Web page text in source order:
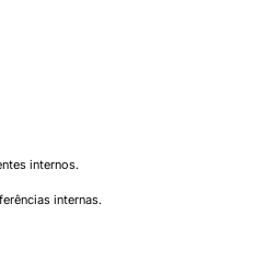
internos.
internas.